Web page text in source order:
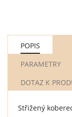
POPIS
PARAMETRY
DOTAZ K
Střižený